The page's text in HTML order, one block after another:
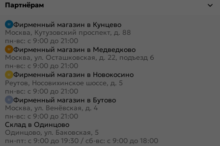
Партнёрам
Фирменный магазин в Кунцево
Москва, Кутузовский проспект, д. 88
пн-вс: с 9:00 до 21:00
Фирменный магазин в Медведково
Москва, ул. Осташковская, д. 22, подъезд 6
пн-вс: с 9:00 до 21:00
Фирменный магазин в Новокосино
Реутов, Носовихинское шоссе, д. 5
пн-вс: с 9:00 до 21:00
Фирменный магазин в Бутово
Москва, ул. Венёвская, д. 4
пн-вс: с 9:00 до 21:00
Склад в Одинцово
Одинцово, ул. Баковская, 5
пн-пт: с 9:00 до 19:30 / сб-вс: с 9:00 до 18:00